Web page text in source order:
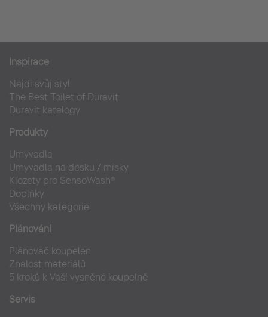
Inspirace
Najdi svůj styl
The Best Toilet of Duravit
Duravit katalogy
Produkty
Umyvadla
Umyvadla na desku / misky
Klozety pro SensoWash®
Doplňky
Všechny kategorie
Plánování
Plánovač koupelen
Znalost materiálů
5 kroků k Vaší vysněné koupelně
Servis